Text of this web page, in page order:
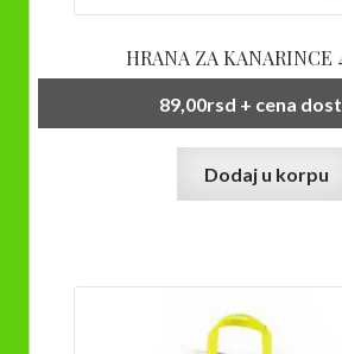
HRANA ZA KANARINCE
89,00rsd + cena
Dodaj u korpu